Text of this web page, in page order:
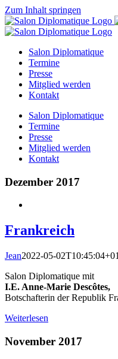
Zum Inhalt springen
Salon Diplomatique
Termine
Presse
Mitglied werden
Kontakt
Salon Diplomatique
Termine
Presse
Mitglied werden
Kontakt
Dezember 2017
Frankreich
Jean2022-05-
Salon Diplomatique mit
I.E. Anne-Marie Descôtes,
Botschafterin der Republik
Weiterlesen
November 2017